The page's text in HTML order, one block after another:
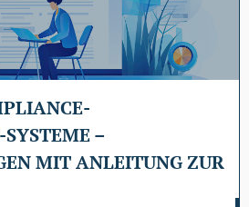
–
MIT ANLEITUNG ZUR